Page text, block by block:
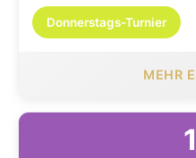
Donnerstags-Turnier
MEHR